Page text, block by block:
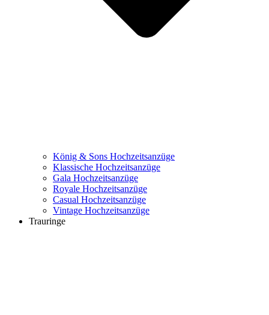
König & Sons Hochzeitsanzüge
Klassische Hochzeitsanzüge
Gala Hochzeitsanzüge
Royale Hochzeitsanzüge
Casual Hochzeitsanzüge
Vintage Hochzeitsanzüge
Trauringe